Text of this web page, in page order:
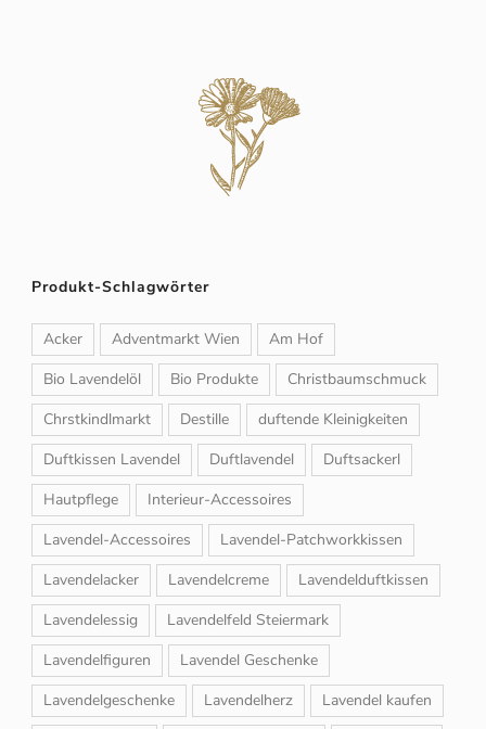
Produkt-Schlagwörter
Acker Adventmarkt Wien
Am Hof
Bio Lavendelöl
Bio Produkte
Christbaumschmuck
Chrstkindlmarkt
Destille
duftende Kleinigkeiten
Duftkissen Lavendel
Duftlavendel
Duftsackerl
Hautpflege
Interieur-Accessoires
Lavendel-Accessoires
Lavendel-Patchworkkissen
Lavendelacker
Lavendelcreme
Lavendelduftkissen
Lavendelessig
Lavendelfeld Steiermark
Lavendelfiguren
Lavendel Geschenke
Lavendelgeschenke
Lavendelherz Lavendel kaufen